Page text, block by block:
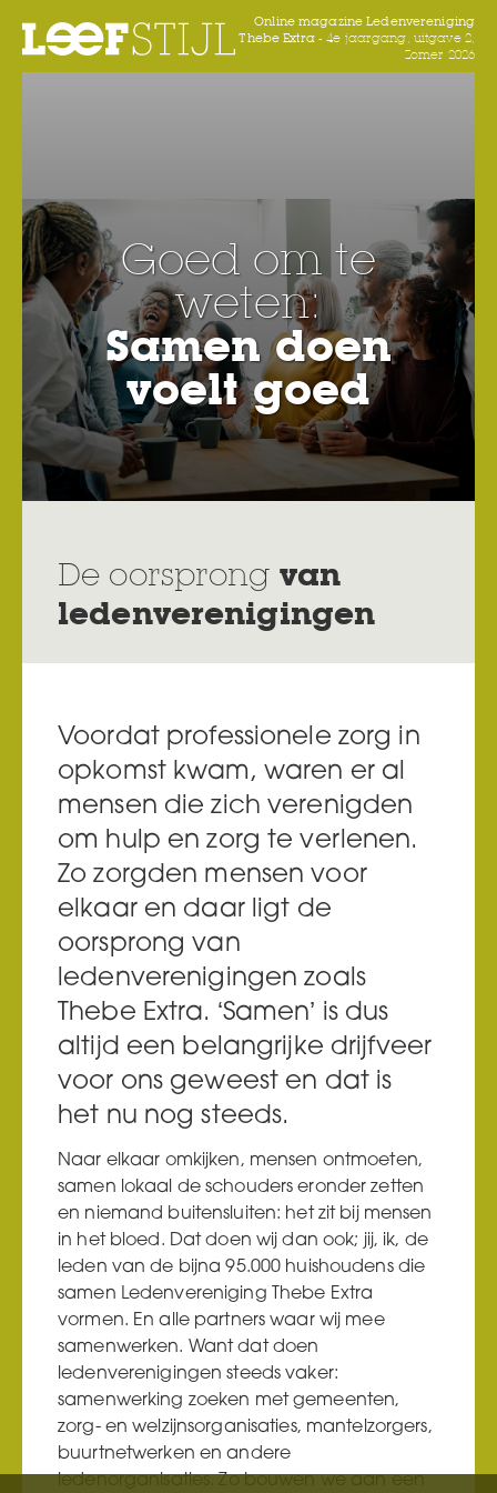
Online magazine Ledenvereniging
Thebe Extra -4e jaargang, uitgave 2,
Zomer 2026
Goed om te
weten:
Samen doen
voelt goed
De oorsprong van
ledenverenigingen
Voordat professionele zorg in
opkomst kwam, waren er al
mensen die zich verenigden
om hulp en zorg te verlenen.
Zo zorgden mensen voor
elkaar en daar ligt de
oorsprong van
ledenverenigingen zoals
Thebe Extra. ‘Samen’ is dus
altijd een belangrijke drijfveer
voor ons geweest en dat is
het nu nog steeds.
Naar elkaar omkijken, mensen ontmoeten,
samen lokaal de schouders eronder zetten
en niemand buitensluiten: het zit bij mensen
in het bloed. Dat doen wij dan ook; jij, ik, de
leden van de bijna 95.000 huishoudens die
samen Ledenvereniging Thebe Extra
vormen. En alle partners waar wij mee
samenwerken. Want dat doen
ledenverenigingen steeds vaker:
samenwerking zoeken met gemeenten,
zorg- en welzijnsorganisaties, mantelzorgers,
buurtnetwerken en andere